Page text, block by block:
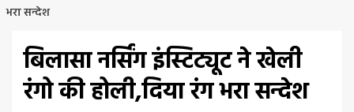
भरा सन्देश
बिलासा नर्सिंग इंस्टिट्यूट ने खेली
रंगो की होली,दिया रंग भरा सन्देश